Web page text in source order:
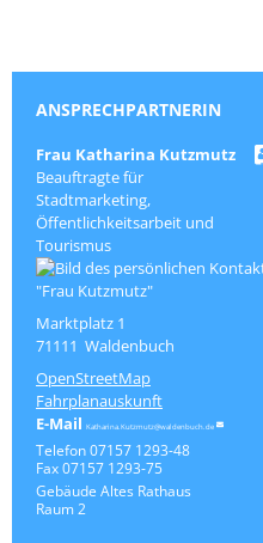
ANSPRECHPARTNERIN
Frau Katharina Kutzmutz
Beauftragte für
Stadtmarketing,
Öffentlichkeitsarbeit und
Tourismus
Marktplatz 1
71111 Waldenbuch
OpenStreetMap
Fahrplanauskunft
Katharina.Kutzmutz@waldenbuch.de
Telefon 07157 1293-48
Fax 07157 1293-75
Gebäude Altes Rathaus
Raum2